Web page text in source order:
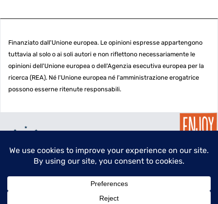
Finanziato dall'Unione europea. Le opinioni espresse appartengono
tuttavia al solo o ai soli autori e non riflettono necessariamente le
opinioni dell'Unione europea o dell'Agenzia esecutiva europea per la
ricerca (REA). Né l'Unione europea né l'amministrazione erogatrice
possono esserne ritenute responsabili.